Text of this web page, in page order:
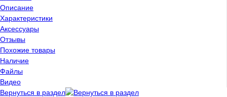
Описание
Характеристики
Аксессуары
Отзывы
Похожие товары
Наличие
Файлы
Видео
Вернуться в раздел